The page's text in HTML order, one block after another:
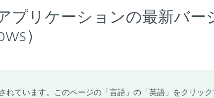
プリケーションの最新バー
）
れています。このページの「言語」の「英語」をクリッ